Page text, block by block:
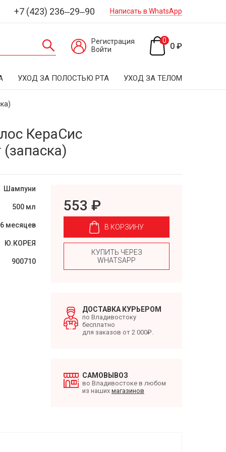
+7 (423) 236‒29‒90 Написать в WhatsApp
Регистрация
Войти
0
0 ₽
УХОД ЗА ПОЛОСТЬЮ РТА УХОД ЗА ТЕЛОМ
КераСис
Шампуни
500 мл
месяцев
Ю.КОРЕЯ
900710
553 ₽
В КОРЗИНУ
КУПИТЬ ЧЕРЕЗ
WHATSAPP
ДОСТАВКА КУРЬЕРОМ
по Владивостоку
бесплатно
для заказов от 2 000₽.
САМОВЫВОЗ
во Владивостоке в любом
из наших магазинов